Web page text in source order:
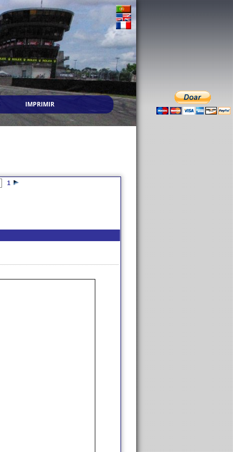
IMPRIMIR
1